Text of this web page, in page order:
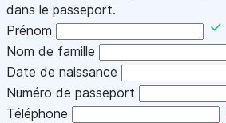
dans le passeport.
Prénom
Nom de famille
Date de naissance
Numéro de passeport
Téléphone